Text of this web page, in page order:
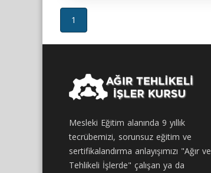
1
Mesleki Eğitim alanında 9 yıllık
tecrübemizi, sorunsuz eğitim ve
sertifikalandırma anlayışımızı "Ağır ve
Tehlikeli İşlerde" çalışan ya da